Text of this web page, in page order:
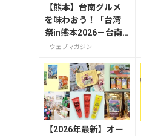
【熊本】台南グルメ
を味わおう！「台湾
祭in熊本2026－台南
ランタン祭－」が8月
覧
ウェブマガジン
【2026年最新】オー